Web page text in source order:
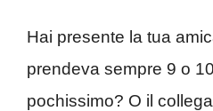
Hai presente la tua
prendeva sempre 9 o
pochissimo? O il